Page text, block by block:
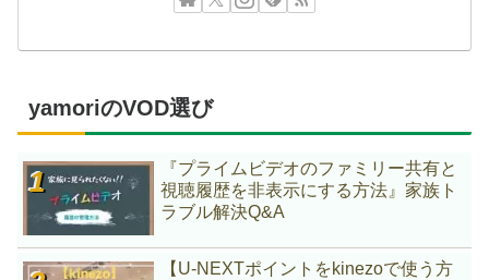
yamoriのVOD選び
『プライムビデオのファミリー共有と
視聴履歴を非表示にする方法』家族ト
ラブル解決Q&A
【U-NEXTポイントをkinezoで使う方